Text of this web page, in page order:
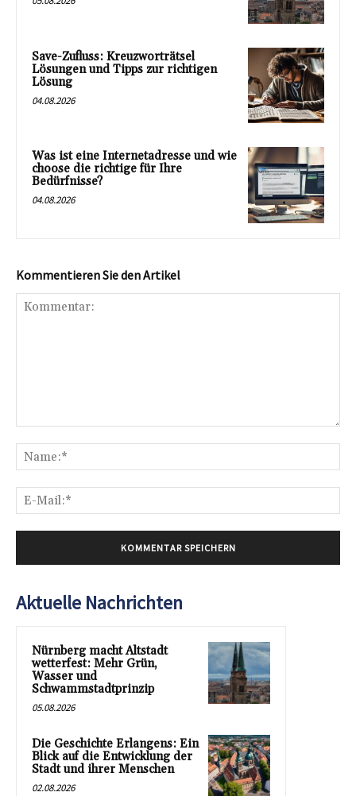
Save-Zufluss: Kreuzworträtsel
Lösungen und Tipps zur richtigen
Lösung
04.08.2026
Was ist eine Internetadresse und wie
choose die richtige für Ihre
Bedürfnisse?
04.08.2026
Kommentieren Sie den Artikel
Aktuelle Nachrichten
Nürnberg macht Altstadt
wetterfest: Mehr Grün,
Wasser und
Schwammstadtprinzip
05.08.2026
Die Geschichte Erlangens: Ein
Blick auf die Entwicklung der
Stadt und ihrer Menschen
02.08.2026